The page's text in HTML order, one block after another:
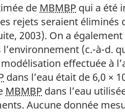
de MBMBP qui a été
rejets seraient
2003). On a
l’environnement (c.-à-d.
effectuée à
dans l’eau était de 6,0 ×
MBMBP dans l’eau
Aucune donnée